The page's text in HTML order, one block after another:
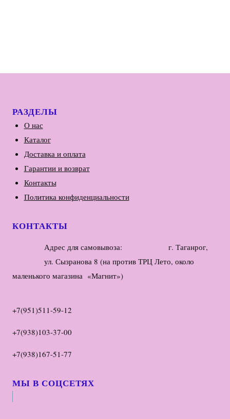
РАЗДЕЛЫ
О нас
Каталог
Доставка и оплата
Гарантии и возврат
Контакты
Политика конфиденциальности
КОНТАКТЫ
Адрес для самовывоза: г. Таганрог,
ул. Сызранова 8 (на против ТРЦ Лето, около
маленького магазина «Магнит»)
+7(951)511-59-12
+7(938)103-37-00
+7(938)167-51-77
МЫ В СОЦСЕТЯХ